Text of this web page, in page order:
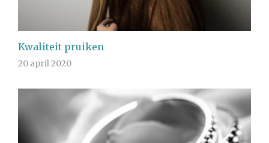
Kwaliteit pruiken
20 april 2020